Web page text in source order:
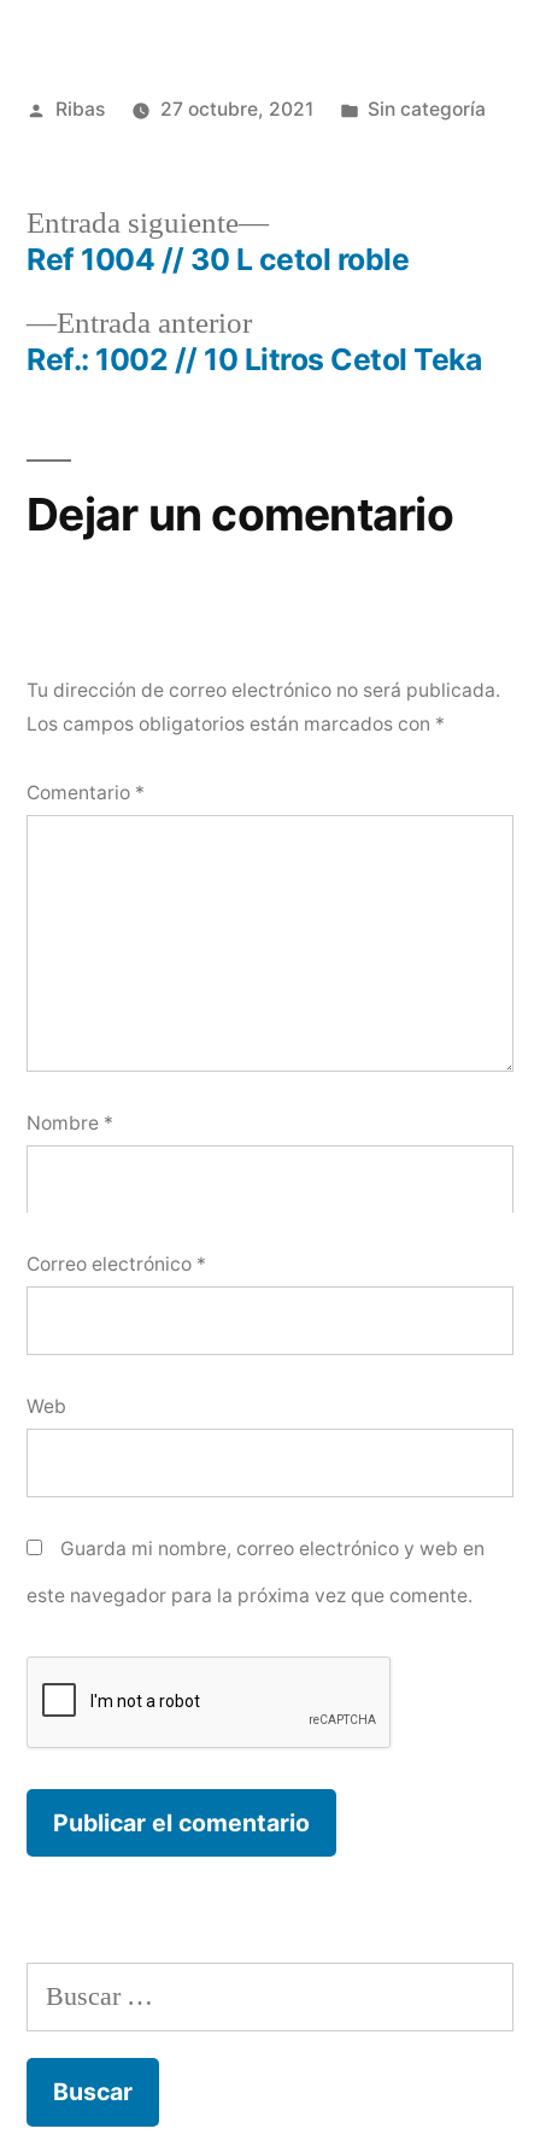
Publicado
Ribas 27 octubre, 2021
Publicado
Sin categoría
Navegación
de
entradas
Entrada anteriorEntrada
anterior:
Ref.: 1002 // 10 Litros Cetol Teka
Entrada siguiente
Entrada
siguiente:
Ref 1004 // 30 L cetol roble
Dejar un comentario
Tu dirección de correo electrónico no será publicada.
Los campos obligatorios están marcados con *
Comentario *
Nombre *
Correo electrónico *
Web
Guarda mi nombre, correo electrónico y web en
este navegador para la próxima vez que comente.
Buscar: